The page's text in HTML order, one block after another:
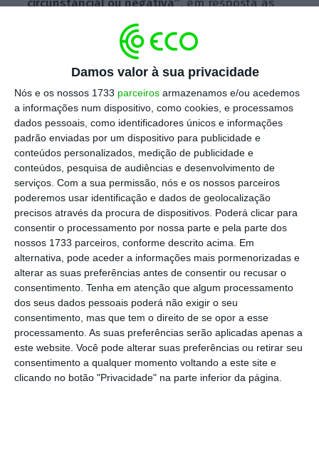
Damos valor à sua privacidade
Nós e os nossos 1733 parceiros armazenamos e/ou acedemos
a informações num dispositivo, como cookies, e processamos
dados pessoais, como identificadores únicos e informações
padrão enviadas por um dispositivo para publicidade e
conteúdos personalizados, medição de publicidade e
conteúdos, pesquisa de audiências e desenvolvimento de
serviços. Com a sua permissão, nós e os nossos parceiros
poderemos usar identificação e dados de geolocalização
precisos através da procura de dispositivos. Poderá clicar para
consentir o processamento por nossa parte e pela parte dos
nossos 1733 parceiros, conforme descrito acima. Em
alternativa, pode aceder a informações mais pormenorizadas e
alterar as suas preferências antes de consentir ou recusar o
consentimento. Tenha em atenção que algum processamento
dos seus dados pessoais poderá não exigir o seu
consentimento, mas que tem o direito de se opor a esse
processamento. As suas preferências serão aplicadas apenas a
este website. Você pode alterar suas preferências ou retirar seu
consentimento a qualquer momento voltando a este site e
clicando no botão "Privacidade" na parte inferior da página.
circunstancial ou negativa”, em resposta às
questões sobre uma maioria negativa
(juntamente com o BE e o PSD) que force a
passagem da descida do IVA da eletricidade.
“No orçamento anterior estivemos sozinhos e
a nossa proposta não prevaleceu devido às
votações de outras bancadas. Se houve
bancadas que alteraram a sua posição e nos
procuram acompanhar, não é uma coligação
negativa, é um passo adiante que nós
valorizaríamos muito”, disse.
OBE diz que não será por ele que o IVA não
descerá, deixando em aberto o apoio a
propostas semelhantes de outros partidos,
mesmo que à direita.